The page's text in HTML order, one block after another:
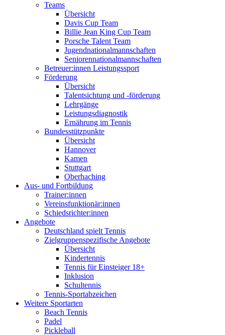
Teams
Übersicht
Davis Cup Team
Billie Jean King Cup Team
Porsche Talent Team
Jugendnationalmannschaften
Seniorennationalmannschaften
Betreuer:innen Leistungssport
Förderung
Übersicht
Talentsichtung und -förderung
Lehrgänge
Leistungsdiagnostik
Ernährung im Tennis
Bundesstützpunkte
Übersicht
Hannover
Kamen
Stuttgart
Oberhaching
Aus- und Fortbildung
Trainer:innen
Vereinsfunktionär:innen
Schiedsrichter:innen
Angebote
Deutschland spielt Tennis
Zielgruppenspezifische Angebote
Übersicht
Kindertennis
Tennis für Einsteiger 18+
Inklusion
Schultennis
Tennis-Sportabzeichen
Weitere Sportarten
Beach Tennis
Padel
Pickleball